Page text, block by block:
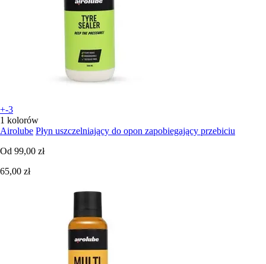
+-3
1 kolorów
Airolube Płyn uszczelniający do opon zapobiegający przebiciu
Od 99,00 zł
65,00 zł